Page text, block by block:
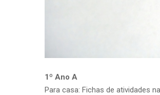
1º Ano A
Para casa: Fichas de atividades